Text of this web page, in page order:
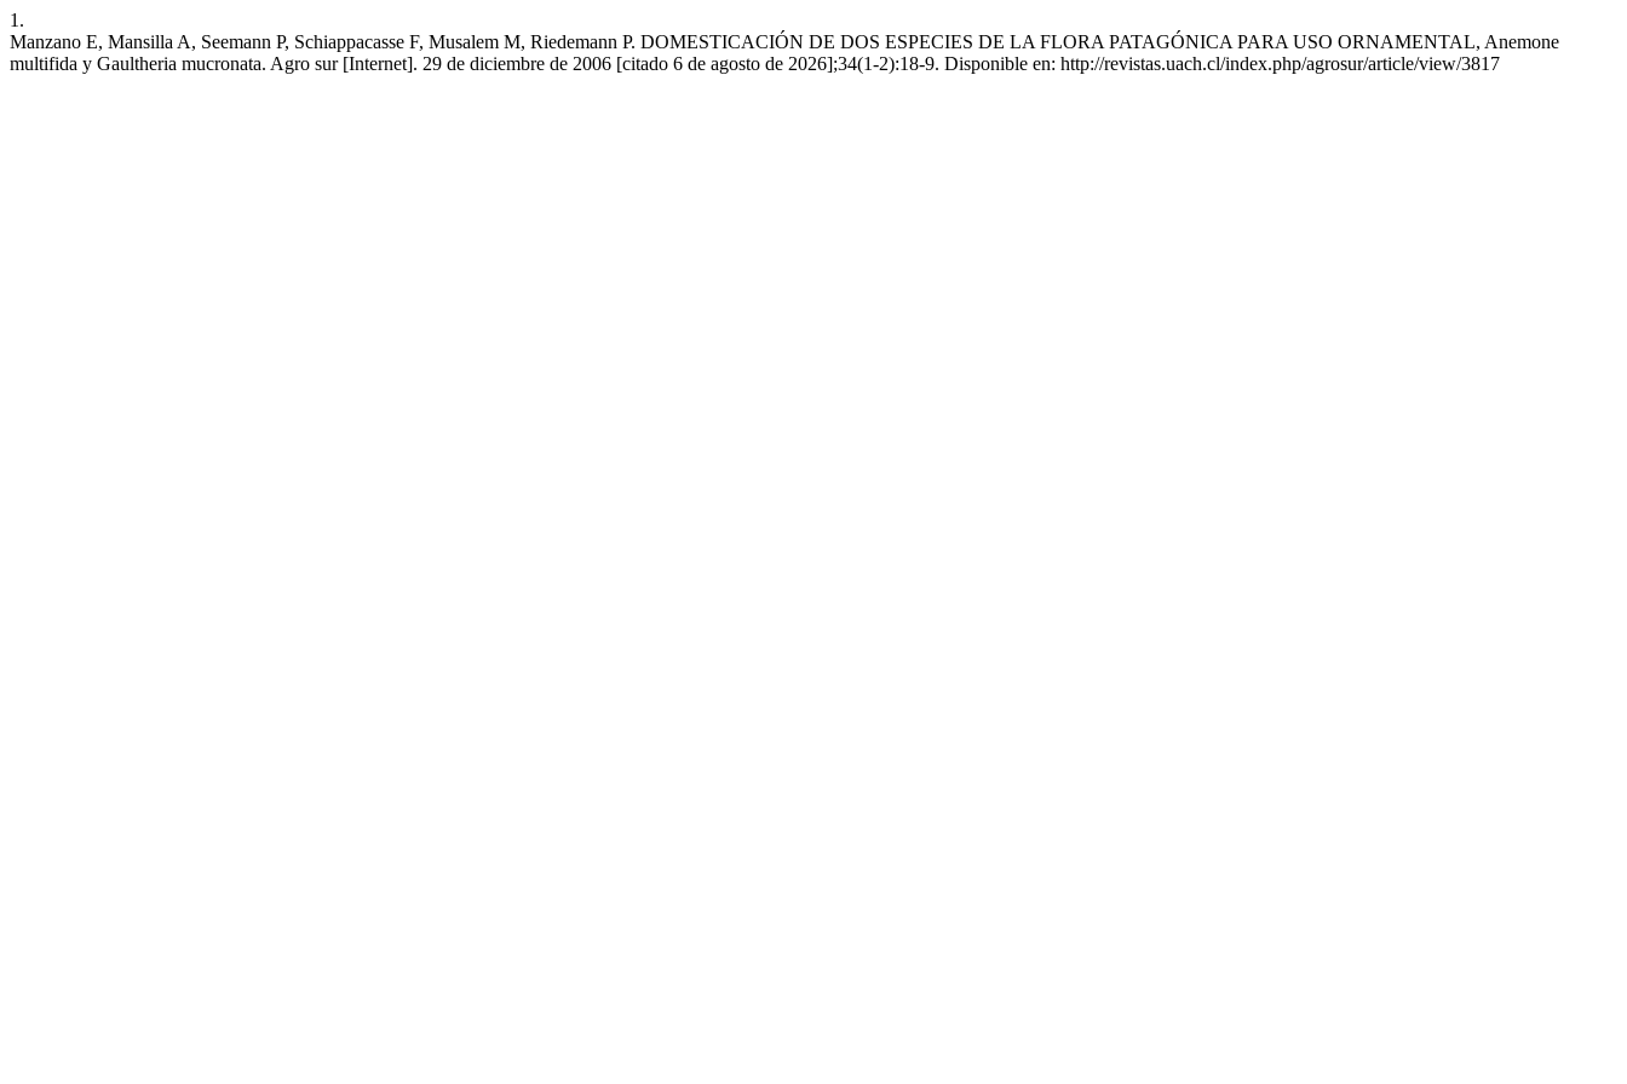
1.
Manzano E, Mansilla A, Seemann P, Schiappacasse F, Musalem M, Riedemann P. DOMESTICACIÓN DE DOS ESPECIES DE LA FLORA PATAGÓNICA PARA USO ORNAMENTAL, Anemone
multifida y Gaultheria mucronata. Agro sur [Internet]. 29 de diciembre de 2006 [citado 6 de agosto de 2026];34(1-2):18-9. Disponible en: http://revistas.uach.cl/index.php/agrosur/article/view/3817